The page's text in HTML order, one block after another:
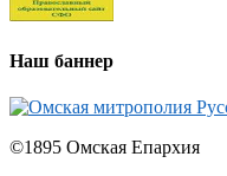
Наш баннер
©1895 Омская Епархия